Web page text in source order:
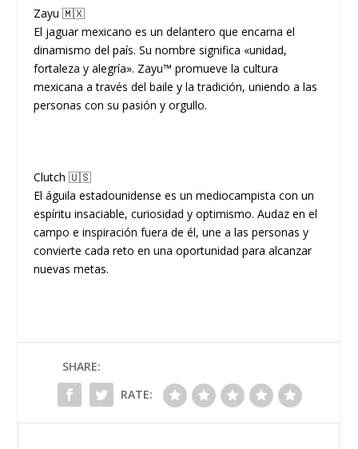
Zayu 🇲🇽
El jaguar mexicano es un delantero que encarna el
dinamismo del país. Su nombre significa «unidad,
fortaleza y alegría». Zayu™ promueve la cultura
mexicana a través del baile y la tradición, uniendo a las
personas con su pasión y orgullo.
Clutch 🇺🇸
El águila estadounidense es un mediocampista con un
espíritu insaciable, curiosidad y optimismo. Audaz en el
campo e inspiración fuera de él, une a las personas y
convierte cada reto en una oportunidad para alcanzar
nuevas metas.
SHARE:
RATE: